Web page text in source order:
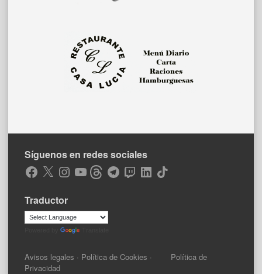
Síguenos en redes sociales
Facebook
X Instagram
YouTubeThreadsTelegramTwitchLinkedIn
TikTok
Traductor
Avisos legales · Política de Cookies · Política de
Privacidad